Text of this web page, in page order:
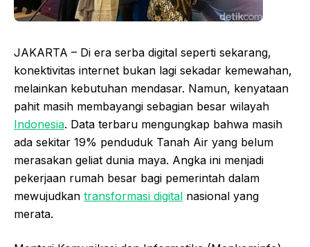
JAKARTA – Di era serba digital seperti sekarang,
konektivitas internet bukan lagi sekadar kemewahan,
melainkan kebutuhan mendasar. Namun, kenyataan
pahit masih membayangi sebagian besar wilayah
Indonesia. Data terbaru mengungkap bahwa masih
ada sekitar 19% penduduk Tanah Air yang belum
merasakan geliat dunia maya. Angka ini menjadi
pekerjaan rumah besar bagi pemerintah dalam
mewujudkan transformasi digital nasional yang
merata.